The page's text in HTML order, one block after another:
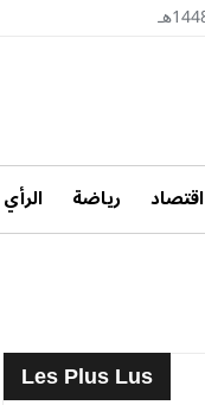
اقتصاد رياضة الرأي
Les Plus Lus